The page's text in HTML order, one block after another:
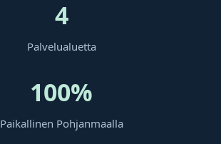
4
Palvelualuetta
100%
Paikallinen Pohjanmaalla